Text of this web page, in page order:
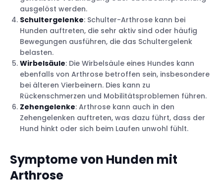
ausgelöst werden.
Schultergelenke: Schulter-Arthrose kann bei
Hunden auftreten, die sehr aktiv sind oder häufig
Bewegungen ausführen, die das Schultergelenk
belasten.
Wirbelsäule: Die Wirbelsäule eines Hundes kann
ebenfalls von Arthrose betroffen sein, insbesondere
bei älteren Vierbeinern. Dies kann zu
Rückenschmerzen und Mobilitätsproblemen führen.
Zehengelenke: Arthrose kann auch in den
Zehengelenken auftreten, was dazu führt, dass der
Hund hinkt oder sich beim Laufen unwohl fühlt.
Symptome von Hunden mit
Arthrose